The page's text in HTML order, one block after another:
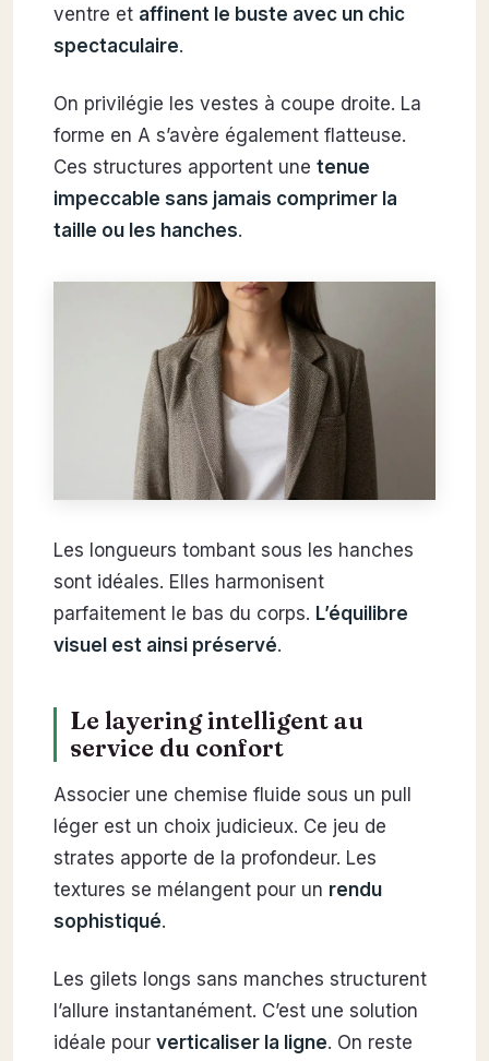
ventre et affinent le buste avec un chic
spectaculaire.
On privilégie les vestes à coupe droite. La
forme en A s’avère également flatteuse.
Ces structures apportent une tenue
impeccable sans jamais comprimer la
taille ou les hanches.
Les longueurs tombant sous les hanches
sont idéales. Elles harmonisent
parfaitement le bas du corps. L’équilibre
visuel est ainsi préservé.
Le layering intelligent au
service du confort
Associer une chemise fluide sous un pull
léger est un choix judicieux. Ce jeu de
strates apporte de la profondeur. Les
textures se mélangent pour un rendu
sophistiqué.
Les gilets longs sans manches structurent
l’allure instantanément. C’est une solution
idéale pour verticaliser la ligne. On reste